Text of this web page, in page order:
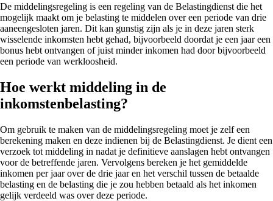
De middelingsregeling is een regeling van de Belastingdienst die het
mogelijk maakt om je belasting te middelen over een periode van drie
aaneengesloten jaren. Dit kan gunstig zijn als je in deze jaren sterk
wisselende inkomsten hebt gehad, bijvoorbeeld doordat je een jaar een
bonus hebt ontvangen of juist minder inkomen had door bijvoorbeeld
een periode van werkloosheid.
Hoe werkt middeling in de
inkomstenbelasting?
Om gebruik te maken van de middelingsregeling moet je zelf een
berekening maken en deze indienen bij de Belastingdienst. Je dient een
verzoek tot middeling in nadat je definitieve aanslagen hebt ontvangen
voor de betreffende jaren. Vervolgens bereken je het gemiddelde
inkomen per jaar over de drie jaar en het verschil tussen de betaalde
belasting en de belasting die je zou hebben betaald als het inkomen
gelijk verdeeld was over deze periode.